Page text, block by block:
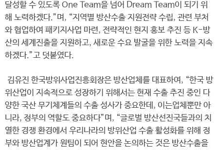
달성할 수 있도록 One Team을 넘어 Dream Team이 되기 위
해 노력하겠다.”며, “지역별 방산수출 지원전략 수립, 관련 부처
와 협업하여 패키지사업 마련, 전략적인 현지 홍보 추진 등 K-방
산의 세계진출을 지원하고, 새로운 수요 발굴을 위한 노력을 지속
하겠다.”고 덧붙였다.
김유진 한국방위사업진흥회장은 방산업체를 대표하여, “한국 방
위산업이 지속적으로 성장하기 위해서는 현재 수출 추진 중인 다
양한 국산 무기체계들의 수출 성사가 중요한데, 이는업체뿐만 아
니라, 정부의 역할도 중요하다”며, “글로벌 방산선진국들과의 치
열한 경쟁 환경에서 우리나라의 방위산업 수출 활성화를 위해 정
부와 방산업계가 원팀이 되어 현안을 논의하는 것은 방산수출을